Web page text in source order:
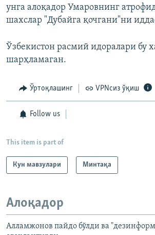
унга алоқадор Умаровнинг
шахслар "Дубайга қочгани"ни
Ўзбекистон расмий идоралари бу
шарҳламаган.
Ўртоқлашинг VPNсиз ўқиш
Follow us
This item is part of
Кун мавзулари Минтақа
Алоқадор
Алламжонов пайдо бўлди ва